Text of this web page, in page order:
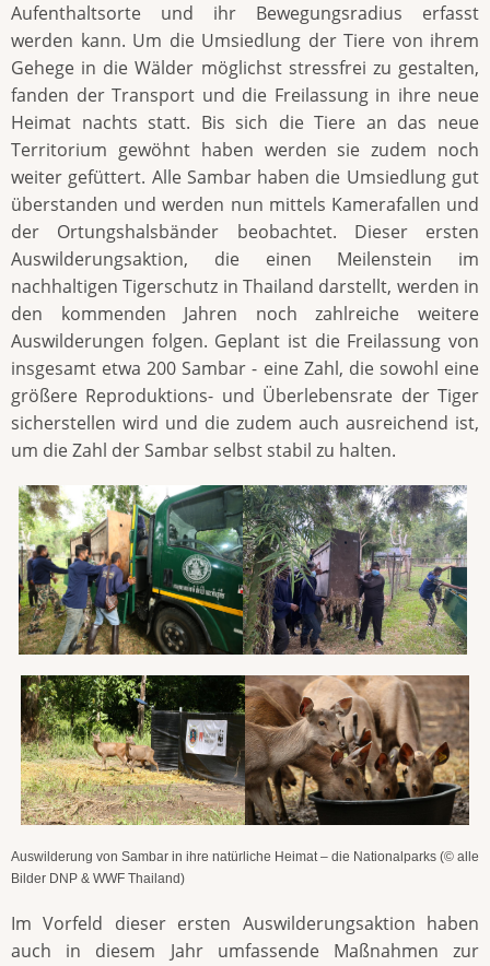
Aufenthaltsorte und ihr Bewegungsradius erfasst
werden kann. Um die Umsiedlung der Tiere von ihrem
Gehege in die Wälder möglichst stressfrei zu gestalten,
fanden der Transport und die Freilassung in ihre neue
Heimat nachts statt. Bis sich die Tiere an das neue
Territorium gewöhnt haben werden sie zudem noch
weiter gefüttert. Alle Sambar haben die Umsiedlung gut
überstanden und werden nun mittels Kamerafallen und
der Ortungshalsbänder beobachtet. Dieser ersten
Auswilderungsaktion, die einen Meilenstein im
nachhaltigen Tigerschutz in Thailand darstellt, werden in
den kommenden Jahren noch zahlreiche weitere
Auswilderungen folgen. Geplant ist die Freilassung von
insgesamt etwa 200 Sambar - eine Zahl, die sowohl eine
größere Reproduktions- und Überlebensrate der Tiger
sicherstellen wird und die zudem auch ausreichend ist,
um die Zahl der Sambar selbst stabil zu halten.
Auswilderung von Sambar in ihre natürliche Heimat – die Nationalparks (© alle
Bilder DNP & WWF Thailand)
Im Vorfeld dieser ersten Auswilderungsaktion haben
auch in diesem Jahr umfassende Maßnahmen zur